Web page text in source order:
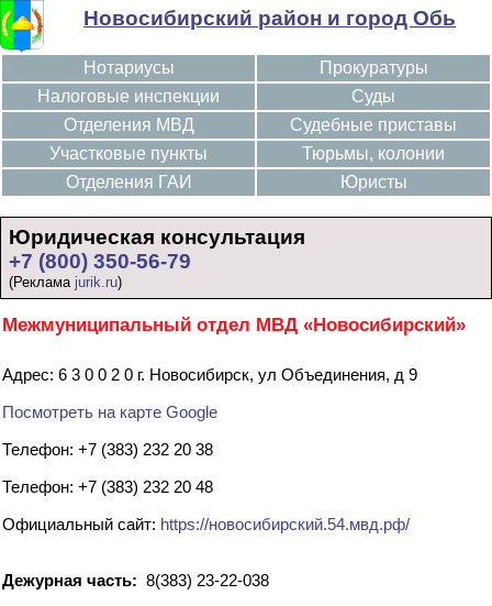
Новосибирский район и город Обь
Нотариусы
Налоговые инспекции
Отделения МВД
Участковые пункты
Отделения ГАИ
Прокуратуры
Суды
Судебные приставы
Тюрьмы, колонии
Юристы
Юридическая консультация
+7 (800) 350-56-79
(Реклама jurik.ru)
Межмуниципальный отдел МВД «Новосибирский»
Адрес: 6 3 0 0 2 0 г. Новосибирск, ул Объединения, д 9
Посмотреть на карте Google
Телефон: +7 (383) 232 20 38
Телефон: +7 (383) 232 20 48
Официальный сайт: https://новосибирский.54.мвд.рф/
Дежурная часть: 8(383) 23-22-038